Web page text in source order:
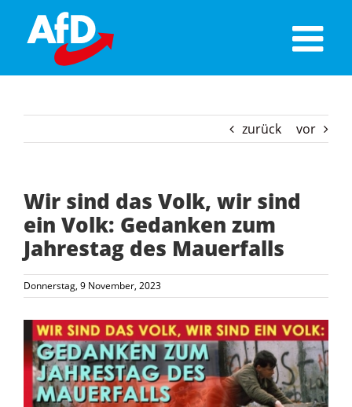
content
zurück vor
Wir sind das Volk, wir sind
ein Volk: Gedanken zum
Jahrestag des Mauerfalls
Donnerstag, 9 November, 2023
Zeige
grösseres
Bild